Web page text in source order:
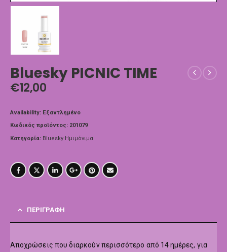
Bluesky PICNIC TIME
€12,00
Availability: Εξαντλημένο
Κωδικός προϊόντος: 201079
Κατηγορία: Bluesky Ημιμόνιμα
ΠΕΡΙΓΡΑΦΉ
Αποχρώσεις που διαρκούν περισσότερο από 14 ημέρες, για